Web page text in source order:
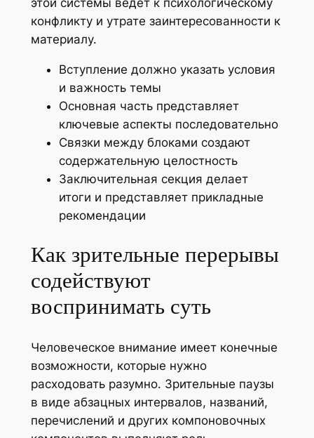
конфликту и утрате заинтересованности к
материалу.
Вступление должно указать условия
и важность темы
Основная часть представляет
ключевые аспекты последовательно
Связки между блоками создают
содержательную целостность
Заключительная секция делает
итоги и представляет прикладные
рекомендации
Как зрительные перерывы
содействуют
воспринимать суть
Человеческое внимание имеет конечные
возможности, которые нужно
расходовать разумно. Зрительные паузы
в виде абзацных интервалов, названий,
перечислений и других компоновочных